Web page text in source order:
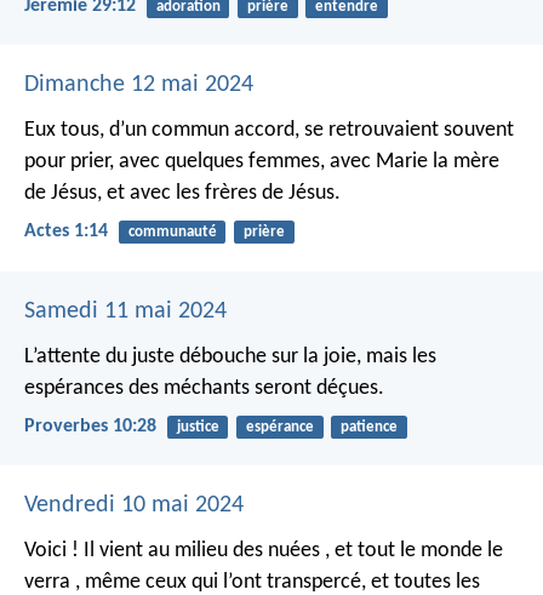
Jérémie 29:12 adoration prière entendre
Dimanche 12 mai 2024
Eux tous, d’un commun accord, se retrouvaient souvent
pour prier, avec quelques femmes, avec Marie la mère
de Jésus, et avec les frères de Jésus.
Actes 1:14 communauté prière
Samedi 11 mai 2024
L’attente du juste débouche sur la joie, mais les
espérances des méchants seront déçues.
Proverbes 10:28 justice espérance patience
Vendredi 10 mai 2024
Voici ! Il vient au milieu des nuées , et tout le monde le
verra , même ceux qui l’ont transpercé, et toutes les